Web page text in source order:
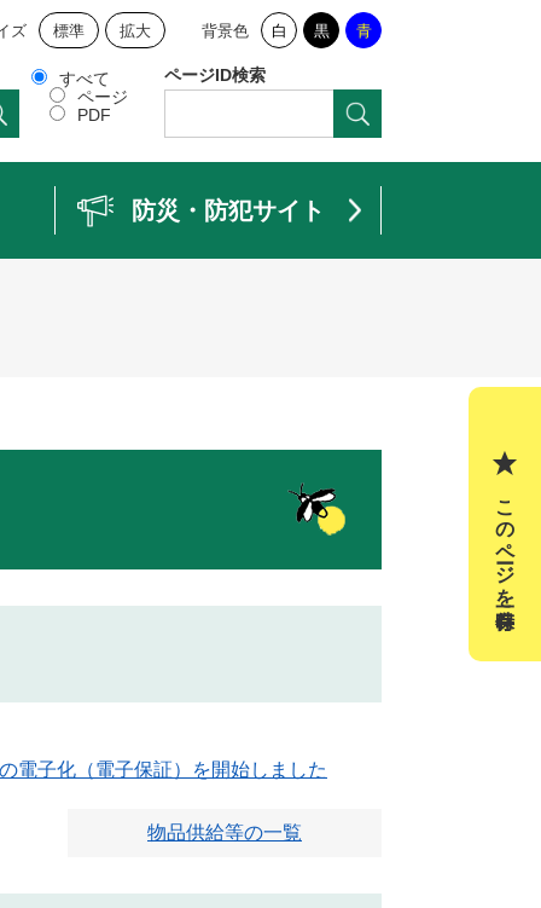
ズ 標準 拡大 背景色 白 黒 青
すべて
ページ
PDF
ページID検索
防災・防犯サイト
電子化（電子保証）を開始しました
物品供給等の一覧
このページを一時保存